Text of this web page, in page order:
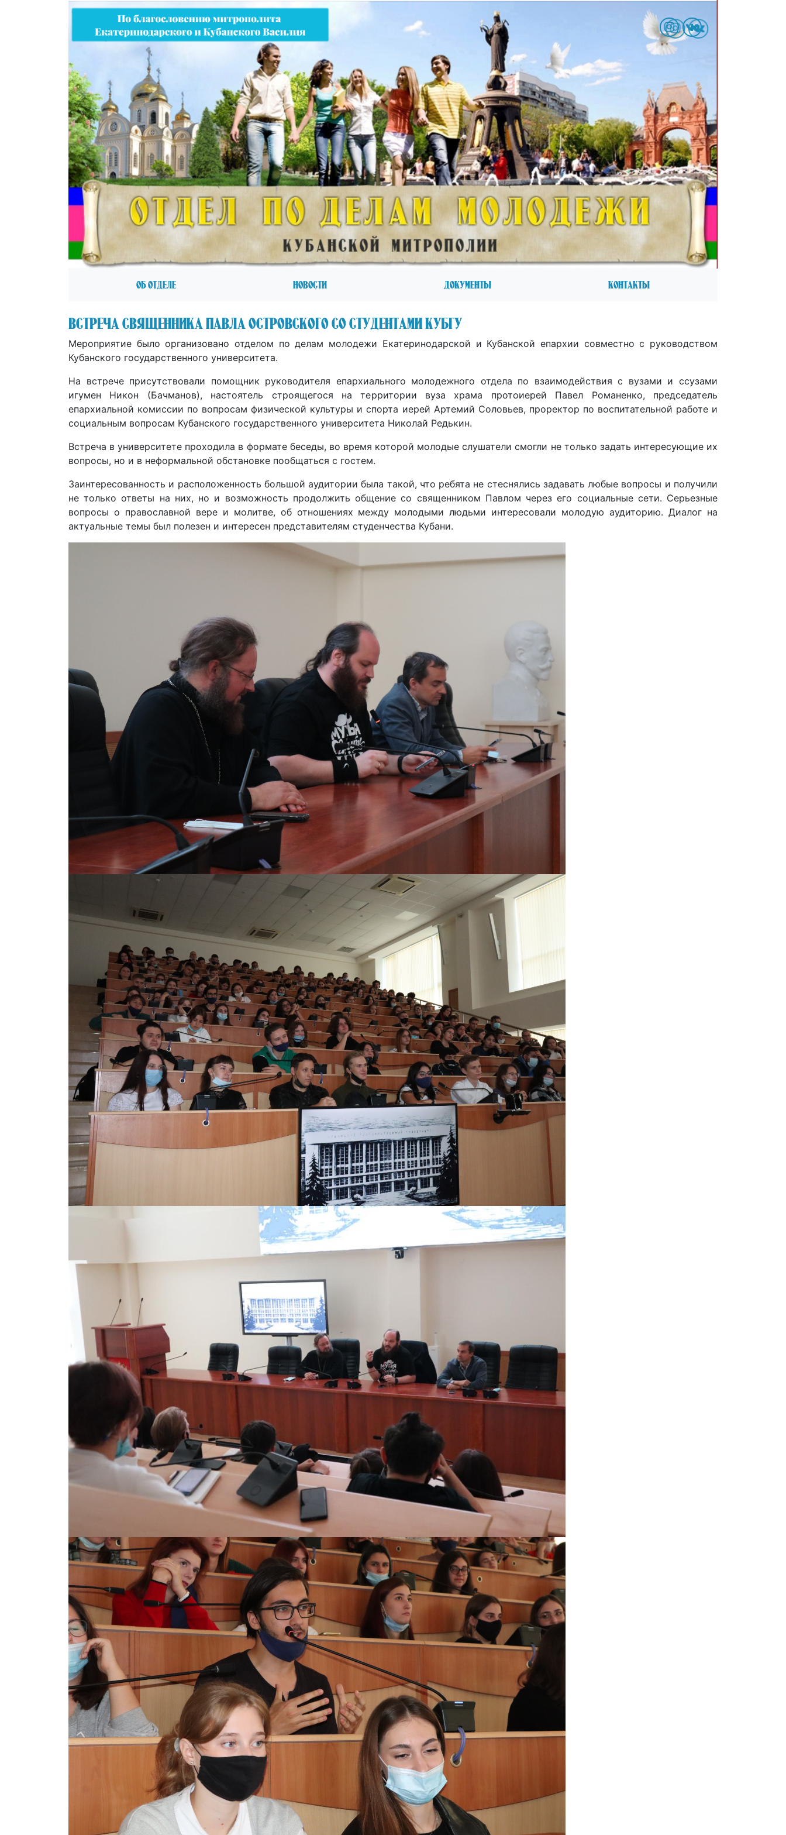
Об отделе Новости Документы Контакты
Встреча священника Павла Островского со студентами КубГУ
Мероприятие было организовано отделом по делам молодежи Екатеринодарской и Кубанской епархии совместно с руководством
Кубанского государственного университета.
На встрече присутствовали помощник руководителя епархиального молодежного отдела по взаимодействия с вузами и ссузами
игумен Никон (Бачманов), настоятель строящегося на территории вуза храма протоиерей Павел Романенко, председатель
епархиальной комиссии по вопросам физической культуры и спорта иерей Артемий Соловьев, проректор по воспитательной работе и
социальным вопросам Кубанского государственного университета Николай Редькин.
Встреча в университете проходила в формате беседы, во время которой молодые слушатели смогли не только задать интересующие их
вопросы, но и в неформальной обстановке пообщаться с гостем.
Заинтересованность и расположенность большой аудитории была такой, что ребята не стеснялись задавать любые вопросы и получили
не только ответы на них, но и возможность продолжить общение со священником Павлом через его социальные сети. Серьезные
вопросы о православной вере и молитве, об отношениях между молодыми людьми интересовали молодую аудиторию. Диалог на
актуальные темы был полезен и интересен представителям студенчества Кубани.